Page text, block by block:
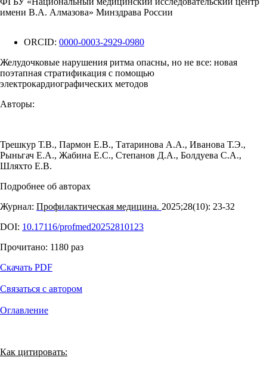
имени В.А. Алмазова» Минздрава России
ORCID: 0000-0003-2929-0980
Желудочковые нарушения ритма опасны, но не все: новая
поэтапная стратификация с помощью
электрокардиографических методов
Авторы:
Трешкур Т.В., Пармон Е.В., Татаринова А.А., Иванова Т.Э.,
Рыньгач Е.А., Жабина Е.С., Степанов Д.А., Болдуева С.А.,
Шляхто Е.В.
Подробнее об авторах
Журнал: Профилактическая медицина. 2025;28(10): 23‑32
DOI: 10.17116/profmed20252810123
Прочитано: 1180 раз
Скачать PDF
Связаться с автором
Оглавление
Как цитировать: